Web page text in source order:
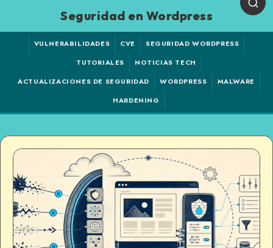
Seguridad en Wordpress
VULNERABILIDADES CVE
SEGURIDAD WORDPRESS
TUTORIALES
NOTICIAS TECH
ACTUALIZACIONES DE SEGURIDAD
WORDPRESS
MALWARE
HARDENING